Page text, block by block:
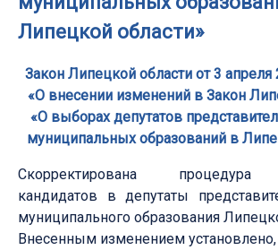
Липецкой области»
Закон Липецкой области от 3 апреля
«О внесении изменений в Закон
«О выборах депутатов
муниципальных образований в
Скорректирована
кандидатов в депутаты
муниципального образования
Внесенным изменением